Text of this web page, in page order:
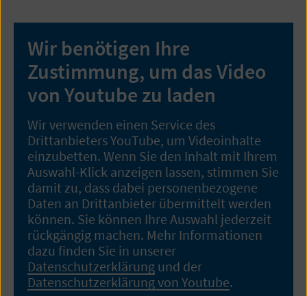
Wir benötigen Ihre
Zustimmung, um das Video
von Youtube zu laden
Wir verwenden einen Service des
Drittanbieters YouTube, um Videoinhalte
einzubetten. Wenn Sie den Inhalt mit Ihrem
Auswahl-Klick anzeigen lassen, stimmen Sie
damit zu, dass dabei personenbezogene
Daten an Drittanbieter übermittelt werden
können. Sie können Ihre Auswahl jederzeit
rückgängig machen. Mehr Informationen
dazu finden Sie in unserer
Datenschutzerklärung und der
Datenschutzerklärung von Youtube.